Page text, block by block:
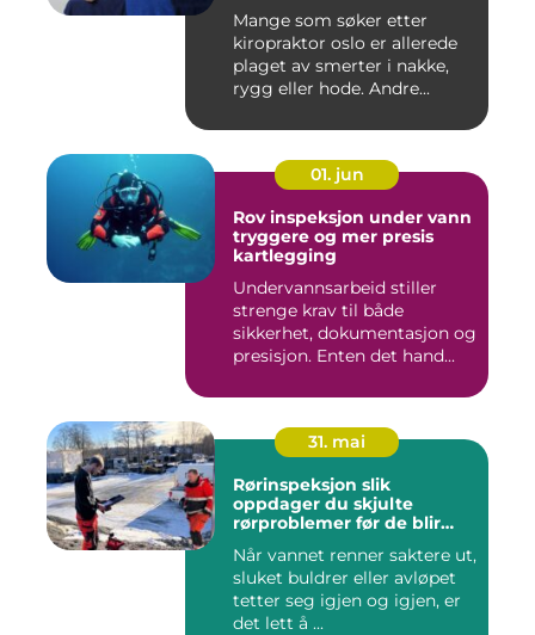
Mange som søker etter
kiropraktor oslo er allerede
plaget av smerter i nakke,
rygg eller hode. Andre...
01. jun
Rov inspeksjon under vann
tryggere og mer presis
kartlegging
Undervannsarbeid stiller
strenge krav til både
sikkerhet, dokumentasjon og
presisjon. Enten det hand...
31. mai
Rørinspeksjon slik
oppdager du skjulte
rørproblemer før de blir
Når vannet renner saktere ut,
sluket buldrer eller avløpet
tetter seg igjen og igjen, er
det lett å ...